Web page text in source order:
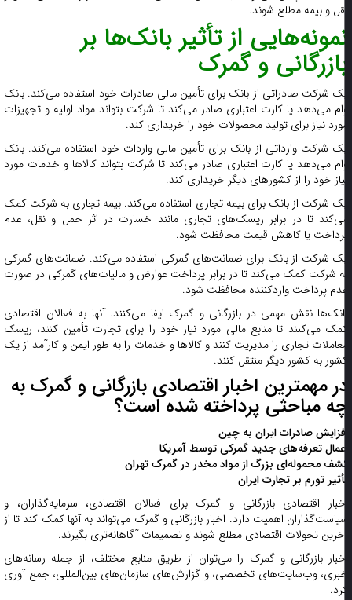
و بیمه مطلع شوند.
از تأثیر بانک‌ها بر
و گمرک
شرکت صادراتی از بانک برای تأمین مالی صادرات خود استفاده می‌کند. بانک
می‌دهد یا کارت اعتباری صادر می‌کند تا شرکت بتواند مواد اولیه و تجهیزات
نیاز برای تولید محصولات خود را خریداری کند.
شرکت وارداتی از بانک برای تأمین مالی واردات خود استفاده می‌کند. بانک
می‌دهد یا کارت اعتباری صادر می‌کند تا شرکت بتواند کالاها و خدمات مورد
خود را از کشورهای دیگر خریداری کند.
شرکت از بانک برای بیمه تجاری استفاده می‌کند. بیمه تجاری به شرکت کمک
تا در برابر ریسک‌های تجاری مانند خسارت در اثر حمل و نقل، عدم
یا کاهش قیمت محافظت شود.
شرکت از بانک برای ضمانت‌های گمرکی استفاده می‌کند. ضمانت‌های گمرکی
شرکت کمک می‌کند تا در برابر پرداخت عوارض و مالیات‌های گمرکی در صورت
پرداخت واردکننده محافظت شود.
نقش مهمی در بازرگانی و گمرک ایفا می‌کنند. آنها به فعالان اقتصادی
می‌کنند تا منابع مالی مورد نیاز خود را برای تجارت تأمین کنند، ریسک
تجاری را مدیریت کنند و کالاها و خدمات را به طور ایمن و کارآمد از یک
به کشور دیگر منتقل کنند.
مهمترین اخبار اقتصادی بازرگانی و گمرک به
مباحثی پرداخته شده است؟
صادرات ایران به چین
تعرفه‌های جدید گمرکی توسط آمریکا
محموله‌ای بزرگ از مواد مخدر در گمرک تهران
تورم بر تجارت ایران
اقتصادی بازرگانی و گمرک برای فعالان اقتصادی، سرمایه‌گذاران، و
اهمیت دارد. اخبار بازرگانی و گمرک می‌تواند به آنها کمک کند تا از
تحولات اقتصادی مطلع شوند و تصمیمات آگاهانه‌تری بگیرند.
بازرگانی و گمرک را می‌توان از طریق منابع مختلف، از جمله رسانه‌های
وب‌سایت‌های تخصصی، و گزارش‌های سازمان‌های بین‌المللی، جمع آوری